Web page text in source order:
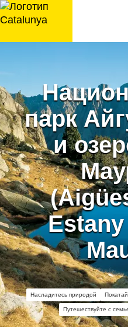
перейти
к
парк
и
Насладитесь природой
Путешествуйте с